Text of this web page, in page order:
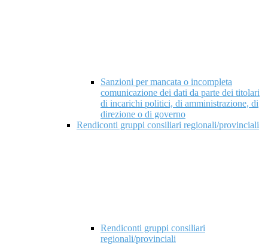
Sanzioni per mancata o incompleta
comunicazione dei dati da parte dei titolari
di incarichi politici, di amministrazione, di
direzione o di governo
Rendiconti gruppi consiliari regionali/provinciali
Rendiconti gruppi consiliari
regionali/provinciali